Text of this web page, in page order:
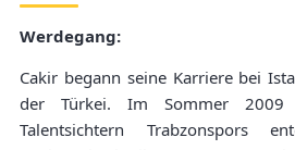
Werdegang:
Cakir begann seine Karriere bei
der Türkei. Im Sommer
Talentsichtern Trabzonspors